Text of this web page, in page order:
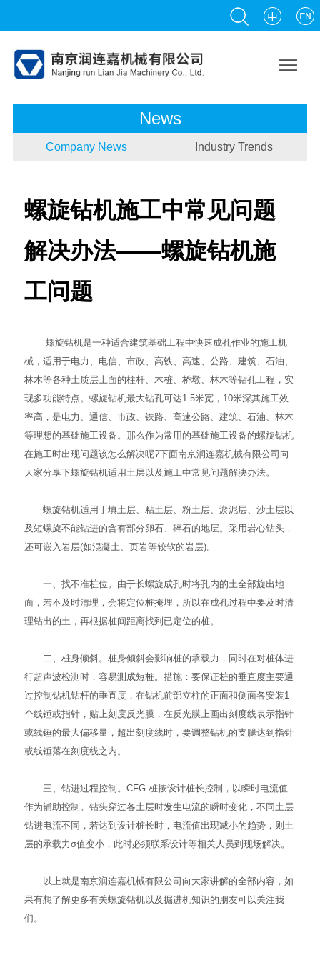

News
Company News Industry Trends
螺旋钻机施工中常见问题
解决办法——螺旋钻机施
工问题
螺旋钻机是一种适合建筑基础工程中快速成孔作业的施工机
械，适用于电力、电信、市政、高铁、高速、公路、建筑、石油、
林木等各种土质层上面的柱杆、木桩、桥墩、林木等钻孔工程，实
现多功能特点。螺旋钻机最大钻孔可达1.5米宽，10米深其施工效
率高，是电力、通信、市政、铁路、高速公路、建筑、石油、林木
等理想的基础施工设备。那么作为常用的基础施工设备的螺旋钻机
在施工时出现问题该怎么解决呢?下面南京润连嘉机械有限公司向
大家分享下螺旋钻机适用土层以及施工中常见问题解决办法。
螺旋钻机适用于填土层、粘土层、粉土层、淤泥层、沙土层以
及短螺旋不能钻进的含有部分卵石、碎石的地层。采用岩心钻头，
还可嵌入岩层(如混凝土、页岩等较软的岩层)。
一、找不准桩位。由于长螺旋成孔时将孔内的土全部旋出地
面，若不及时清理，会将定位桩掩埋，所以在成孔过程中要及时清
理钻出的土，再根据桩间距离找到已定位的桩。
二、桩身倾斜。桩身倾斜会影响桩的承载力，同时在对桩体进
行超声波检测时，容易测成短桩。措施：要保证桩的垂直度主要通
过控制钻机钻杆的垂直度，在钻机前部立柱的正面和侧面各安装1
个线锤或指针，贴上刻度反光膜，在反光膜上画出刻度线表示指针
或线锤的最大偏移量，超出刻度线时，要调整钻机的支腿达到指针
或线锤落在刻度线之内。
三、钻进过程控制。CFG 桩按设计桩长控制，以瞬时电流值
作为辅助控制。钻头穿过各土层时发生电流的瞬时变化，不同土层
钻进电流不同，若达到设计桩长时，电流值出现减小的趋势，则土
层的承载力σ值变小，此时必须联系设计等相关人员到现场解决。
以上就是南京润连嘉机械有限公司向大家讲解的全部内容，如
果有想了解更多有关螺旋钻机以及掘进机知识的朋友可以关注我
们。